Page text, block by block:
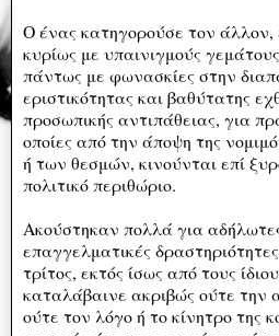
Ο ένας κατηγορούσε τον άλλον,
κυρίως με υπαινιγμούς
πάντως με φωνασκίες στην
εριστικότητας και βαθύτατης
προσωπικής αντιπάθειας, για
οποίες από την άποψη της
ή των θεσμών, κινούνται επί
πολιτικό περιθώριο.
Ακούστηκαν πολλά για
επαγγελματικές
τρίτος, εκτός ίσως από τους
καταλάβαινε ακριβώς ούτε την
ούτε τον λόγο ή το κίνητρο της